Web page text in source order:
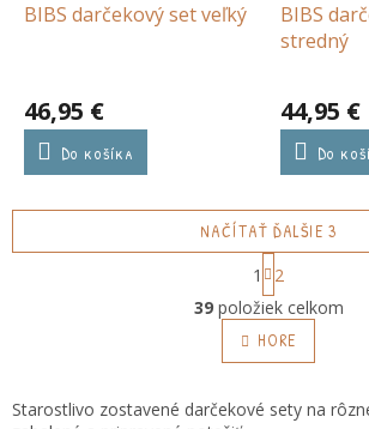
BIBS darčekový set veľký
46,95 €
Do košíka
BIBS
stredný
44,95 €
Do
O
v
l
á
a
NAČÍTAŤ ĎALŠIE 3
S
t
r
á
n
k
v
1
2
39položiek celkom
HORE
Starostlivo zostavené darčekové sety na